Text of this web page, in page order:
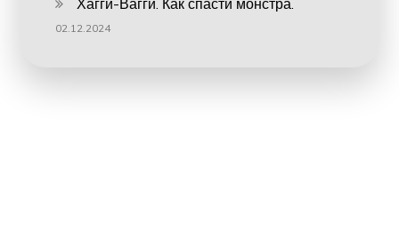
02.12.2024